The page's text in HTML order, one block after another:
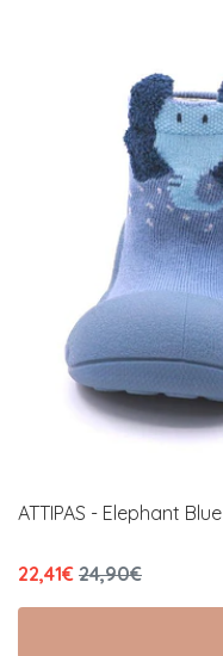
ATTIPAS - Elephant Blue
22,41€ 24,90€